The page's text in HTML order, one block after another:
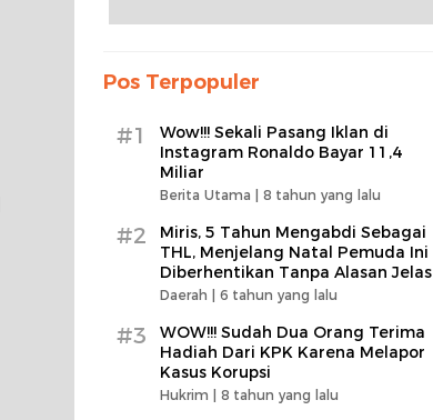
Pos Terpopuler
#1
Wow!!! Sekali Pasang Iklan di
Instagram Ronaldo Bayar 11,4
Miliar
Berita Utama | 8 tahun yang lalu
#2
Miris, 5 Tahun Mengabdi Sebagai
THL, Menjelang Natal Pemuda Ini
Diberhentikan Tanpa Alasan Jelas
Daerah | 6 tahun yang lalu
#3
WOW!!! Sudah Dua Orang Terima
Hadiah Dari KPK Karena Melapor
Kasus Korupsi
Hukrim | 8 tahun yang lalu